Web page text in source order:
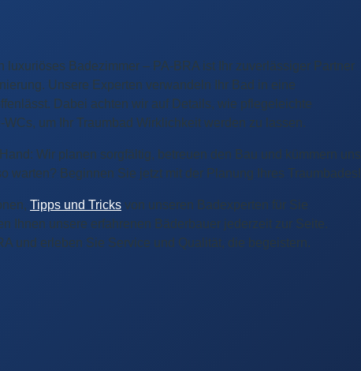
luxuriöses Badezimmer – PA‑BRA ist Ihr zuverlässiger Partner
Unsere Experten verwandeln Ihr Bad in eine
Dabei achten wir auf Details, wie pflegeleichte
um Ihr Traumbad Wirklichkeit werden zu lassen.
Wir planen sorgfältig, betreuen den Bau und kümmern uns
warten? Beginnen Sie jetzt mit der Planung Ihres Traumbades!
Tipps und Tricks von unseren Badexperten für Sie
Ihnen unsere erfahrenen Bäderbauer jederzeit zur Seite.
und erleben Sie Service und Qualität, die begeistern.